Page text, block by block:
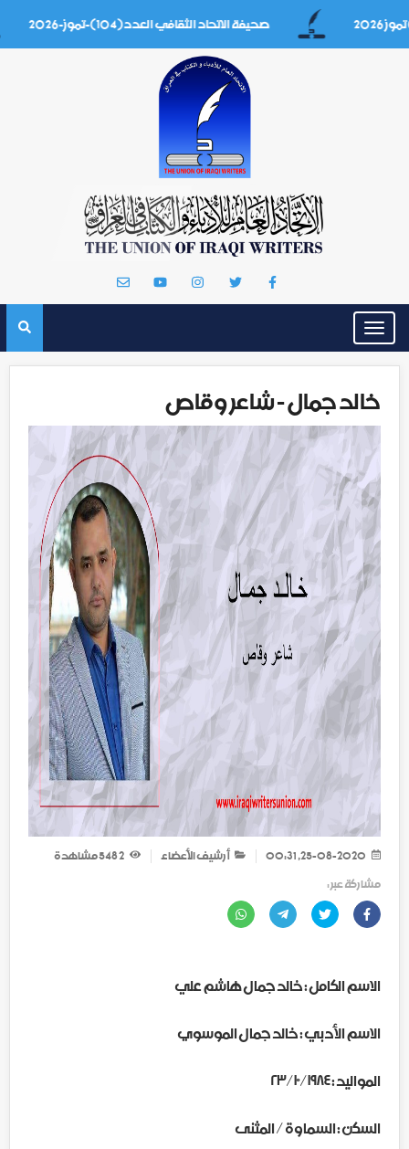
صحيفة الاتحاد الثقافي العدد(104)-تموز-2026
Toggle
navigation
خالد جمال - شاعر وقاص
أرشيف الأعضاء 2 548
مشاهدة
مشاركة عبر :
الاسم الكامل : خالد جمال هاشم علي
الاسم الأدبي : خالد جمال الموسوي
المواليد : ٢٣/١٠/١٩٨٤
السكن : السماوة / المثنى